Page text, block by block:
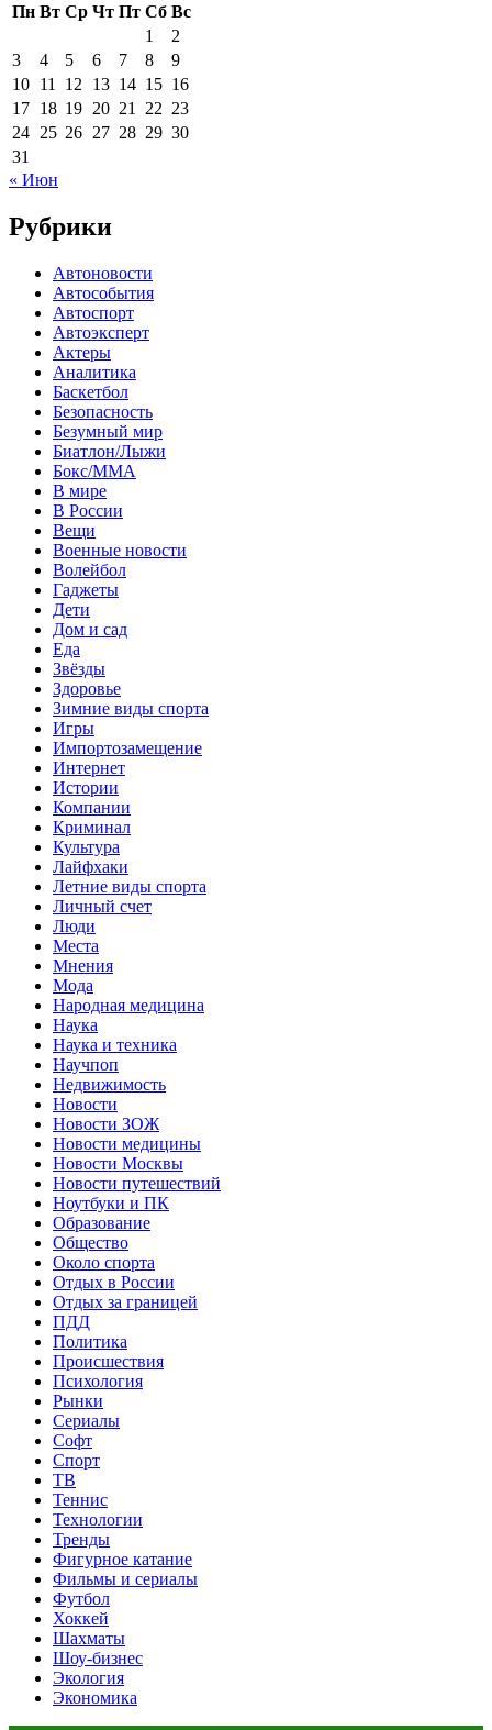
Пн Вт Ср Чт Пт Сб Вс
1
2
3
4 5 6 7 8
9
10 11 12 13 14 15 16
17 18 19 20 21 22 23
24 25 26 27 28 29 30
31
« Июн
Рубрики
Автоновости
Автособытия
Автоспорт
Автоэксперт
Актеры
Аналитика
Баскетбол
Безопасность
Безумный мир
Биатлон/Лыжи
Бокс/MMA
В мире
В России
Вещи
Военные новости
Волейбол
Гаджеты
Дети
Дом и сад
Еда
Звёзды
Здоровье
Зимние виды спорта
Игры
Импортозамещение
Интернет
Истории
Компании
Криминал
Культура
Лайфхаки
Летние виды спорта
Личный счет
Люди
Места
Мнения
Мода
Народная медицина
Наука
Наука и техника
Научпоп
Недвижимость
Новости
Новости ЗОЖ
Новости медицины
Новости Москвы
Новости путешествий
Ноутбуки и ПК
Образование
Общество
Около спорта
Отдых в России
Отдых за границей
ПДД
Политика
Происшествия
Психология
Рынки
Сериалы
Софт
Спорт
ТВ
Теннис
Технологии
Тренды
Фигурное катание
Фильмы и сериалы
Футбол
Хоккей
Шахматы
Шоу-бизнес
Экология
Экономика